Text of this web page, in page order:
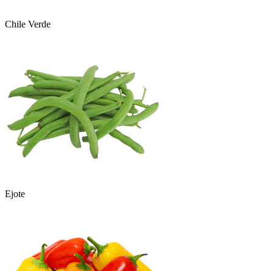
Chile Verde
Ejote